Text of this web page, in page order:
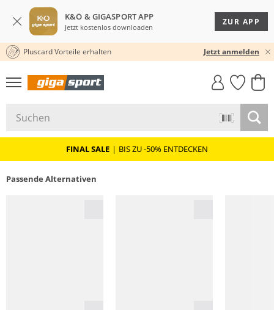
K&Ö & GIGASPORT APP
Jetzt kostenlos downloaden
ZUR APP
30 TAGE RÜCKGABERECHT
Pluscard Vorteile erhalten Jetzt anmelden
GIGASTYLE
FAHRRAD­
MUST-HAVE
FINAL SALE | BIS ZU -50% ENTDECKEN
Passende Alternativen